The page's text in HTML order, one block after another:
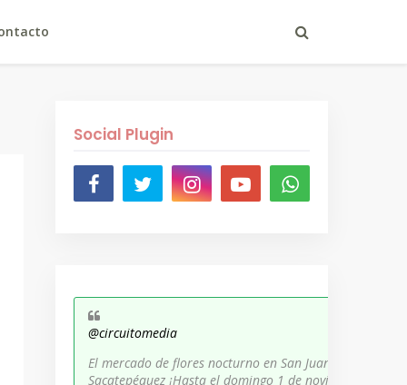
Social Plugin
@circuitomedia
El mercado de flores nocturno en San Juan
Sacatepéquez ¡Hasta el domingo 1 de noviembre,